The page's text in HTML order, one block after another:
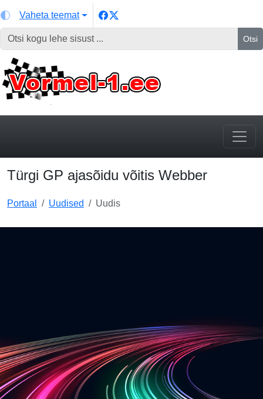
Vaheta teemat
Otsi
Türgi GP ajasõidu võitis Webber
Portaal Uudised Uudis